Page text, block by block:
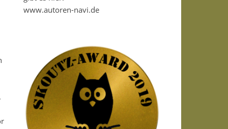
www.autoren-navi.de